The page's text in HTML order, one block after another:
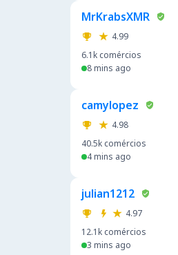
MrKrabsXMR
4.99
6.1k comércios
8 mins ago
camylopez
4.98
40.5k comércios
4 mins ago
julian1212
4.97
12.1k comércios
3 mins ago